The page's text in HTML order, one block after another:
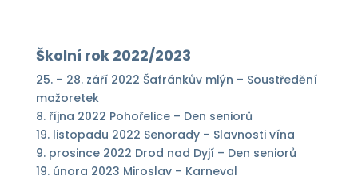
Školní rok 2022/2023
25. – 28. září 2022 Šafránkův mlýn – Soustředění
mažoretek
8. října 2022 Pohořelice – Den seniorů
19. listopadu 2022 Senorady – Slavnosti vína
9. prosince 2022 Drod nad Dyjí – Den seniorů
19. února 2023 Miroslav – Karneval